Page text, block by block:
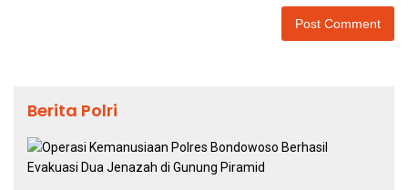
Berita Polri